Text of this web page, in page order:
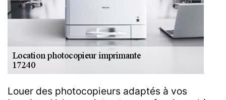
Louer des photocopieurs adaptés à vos